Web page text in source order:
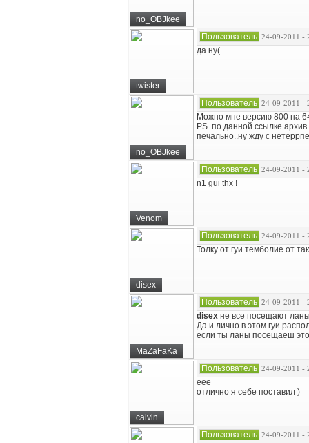
no_OBJkee
twister
Пользователь 24-09-2011 -
да ну(
no_OBJkee
Пользователь 24-09-2011 -
Можно мне версию 800 на
PS. по данной ссылке
печально..ну жду с
Venom
Пользователь 24-09-2011 -
n1 gui thx !
disex
Пользователь 24-09-2011 -
Толку от гуи темболие от
MaZaFaKa
Пользователь 24-09-2011 -
disex не все посещают
Да и лично в этом гуи
если ты ланы посещаеш
calvin
Пользователь 24-09-2011 -
еее
отлично я себе поставил )
Пользователь 24-09-2011 -